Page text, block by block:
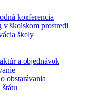
konferencia
v školskom prostredí
školy
a objednávok
obstarávania
štátu